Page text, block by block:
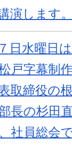
演します
日水曜日
戸字幕制
取締役の
長の杉田
社員総会